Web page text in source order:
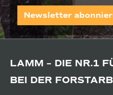
Newsletter
LAMM – DIE NR.1
BEI DER